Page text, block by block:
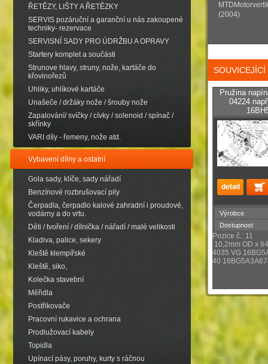
ŘETĚZY, LIŠTY A ŘETĚZKY
SERVIS pozáruční a garanční u nás zakoupené
techniky- rezervace
SERVISNÍ SADY PRO ÚDRŽBU A OPRAVY
Startery komplet a součásti
Strunove hlavy, struny, nože, kartáče do
křovinořezů
Uhliky, uhlíkové kartáče
Unašeče / držáky nože / šrouby nože
Zapalování/ svíčky / cívky / solenoid / spínač /
skřínky
VARI díly - řemeny, nože atd.
Vybavení dílny a ostatní
Gola sady, klíče, sady nářadí
Benzínové rozbrušovací pily
Čerpadla, čerpadlo kalové zahradní i proudové,
vodárny a do vrtu.
Děti / tvoření / dílnička / nářadí / malé velikosti
Kladiva, palice, sekery
Kleště klempířské
Kleště, siko,
Kolečka stavební
Měřidla
Postřikovače
Pracovní rukavice a ochrana
Prodlužovací kabely
Topidla
Upínací pásy, poruhy, kurty s ráčnou
(2004)
Pružina
04224
Výrobce
Dostupnost
Pozice č.: 11
10,2mm OD x
4035 VG
40